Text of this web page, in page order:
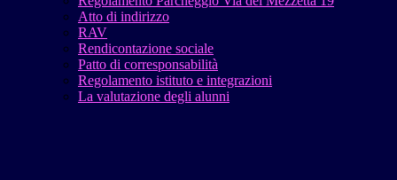
Atto di indirizzo
RAV
Rendicontazione sociale
Patto di corresponsabilità
Regolamento istituto e integrazioni
La valutazione degli alunni